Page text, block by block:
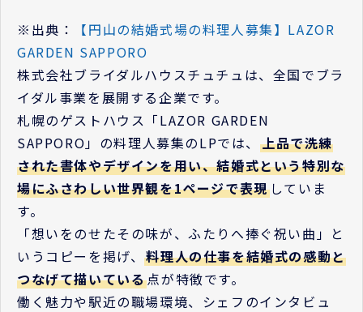
※出典：
【円山の結婚式場の料理人募集】LAZOR
GARDEN SAPPORO
株式会社ブライダルハウスチュチュは、全国でブラ
イダル事業を展開する企業です。
札幌のゲストハウス「LAZOR GARDEN
SAPPORO」の料理人募集のLPでは、 上品で洗練
された書体やデザインを用い、結婚式という特別な
場にふさわしい世界観を1ページで表現していま
す。
「想いをのせたその味が、ふたりへ捧ぐ祝い曲」と
いうコピーを掲げ、料理人の仕事を結婚式の感動と
つなげて描いている点が特徴です。
働く魅力や駅近の職場環境、シェフのインタビュ